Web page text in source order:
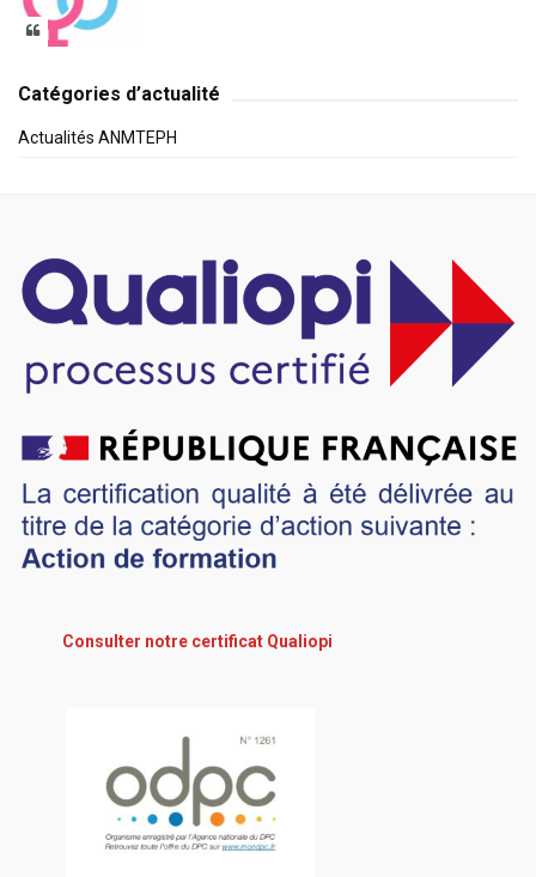
Catégories d’actualité
Actualités ANMTEPH
Consulter notre certificat Qualiopi